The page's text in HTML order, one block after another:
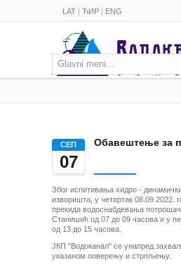
LAT | ЋИР | ENG
Glavni meni...
СЕП
07
Обавештење за
Због испитивања хидро -
изворишта, у четвртак 08.09.2022.
прекида водоснабдевања
Станишић од 07 до 09 часова и у
од 13 до 15 часова.
ЈКП "Водоканал" се унапред
указаном поверењу и стрпљењу.